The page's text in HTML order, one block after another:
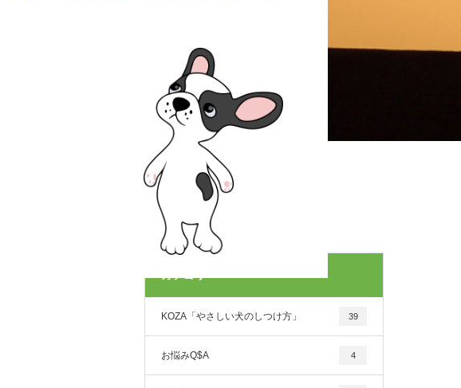
カテゴリー
KOZA「やさしい犬のしつけ方」 39
お悩みQ$A 4